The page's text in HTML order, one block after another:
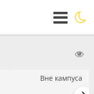
Вне кампуса